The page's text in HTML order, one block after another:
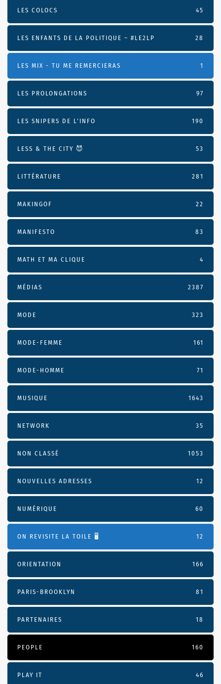
LES COLOCS 45
LES ENFANTS DE LA POLITIQUE – #LE2LP 28
LES MIX - TU ME REMERCIERAS 1
LES PROLONGATIONS 97
LES SNIPERS DE L’INFO 190
LESS & THE CITY 😈 53
LITTÉRATURE 281
MAKINGOF 22
MANIFESTO 83
MATH ET MA CLIQUE 4
MÉDIAS 2387
MODE 323
MODE-FEMME 161
MODE-HOMME 71
MUSIQUE 1643
NETWORK 35
NON CLASSÉ 1053
NOUVELLES ADRESSES 12
NUMÉRIQUE 60
ON REVISITE LA TOILE 🖥️ 12
ORIENTATION 166
PARIS-BROOKLYN 81
PARTENAIRES 18
PEOPLE 160
PLAY IT 46